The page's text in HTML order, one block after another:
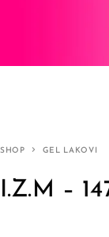
SHOP GEL LAKOVI
I.Z.M –